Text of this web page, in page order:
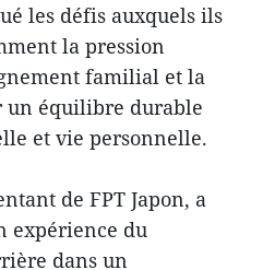
les défis auxquels ils
la pression
familial et la
un équilibre durable
et vie personnelle.
de FPT Japon, a
expérience du
dans un